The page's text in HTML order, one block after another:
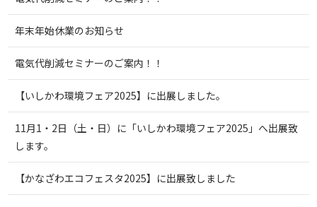
年末年始休業のお知らせ
電気代削減セミナーのご案内！！
【いしかわ環境フェア2025】に出展しました。
11月1・2日（土・日）に「いしかわ環境フェア2025」へ出展致
します。
【かなざわエコフェスタ2025】に出展致しました